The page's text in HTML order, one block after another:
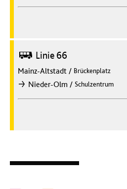
Bus Linie 66
Mainz-Altstadt / Brückenplatz
nachNieder-Olm / Schulzentrum